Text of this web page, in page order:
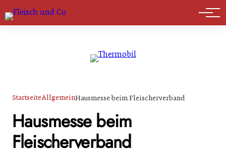
Marktführer
StartseiteAllgemeinHausmesse beim Fleischerverband
Hausmesse beim
Fleischerverband